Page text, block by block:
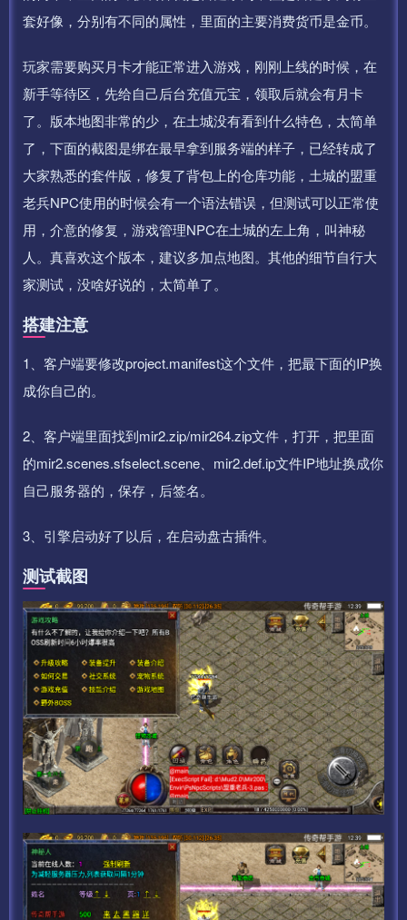
套好像，分别有不同的属性，里面的主要消费货币是金币。
玩家需要购买月卡才能正常进入游戏，刚刚上线的时候，在
新手等待区，先给自己后台充值元宝，领取后就会有月卡
了。版本地图非常的少，在土城没有看到什么特色，太简单
了，下面的截图是绑在最早拿到服务端的样子，已经转成了
大家熟悉的套件版，修复了背包上的仓库功能，土城的盟重
老兵NPC使用的时候会有一个语法错误，但测试可以正常使
用，介意的修复，游戏管理NPC在土城的左上角，叫神秘
人。真喜欢这个版本，建议多加点地图。其他的细节自行大
家测试，没啥好说的，太简单了。
搭建注意
1、客户端要修改project.manifest这个文件，把最下面的IP换
成你自己的。
2、客户端里面找到mir2.zip/mir264.zip文件，打开，把里面
的mir2.scenes.sfselect.scene、mir2.def.ip文件IP地址换成你
自己服务器的，保存，后签名。
3、引擎启动好了以后，在启动盘古插件。
测试截图